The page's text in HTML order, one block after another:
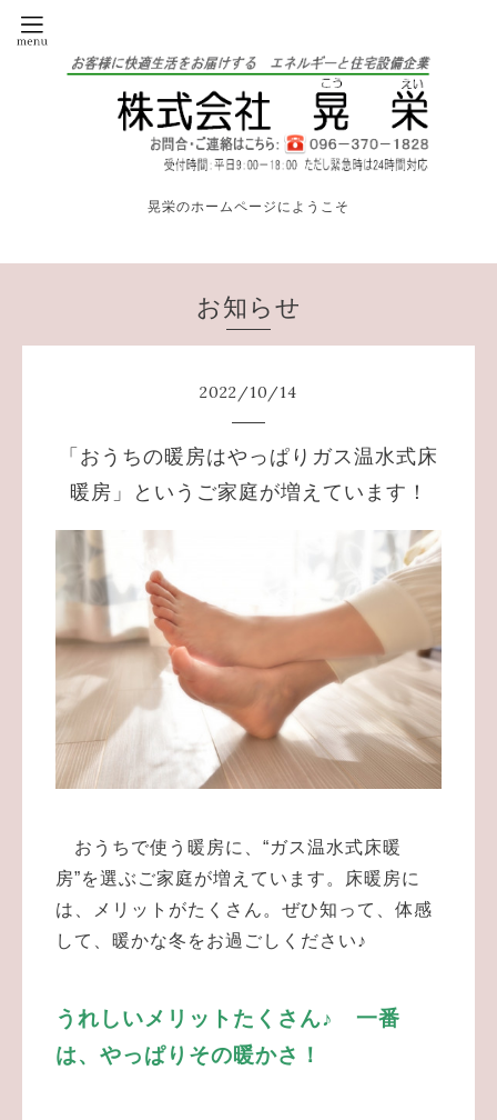
晃栄のホームページにようこそ
お知らせ
2022/10/14
「おうちの暖房はやっぱりガス温水式床
暖房」というご家庭が増えています！
おうちで使う暖房に、“ガス温水式床暖
房”を選ぶご家庭が増えています。床暖房に
は、メリットがたくさん。ぜひ知って、体感
して、暖かな冬をお過ごしください♪
うれしいメリットたくさん♪ 一番
は、やっぱりその暖かさ！